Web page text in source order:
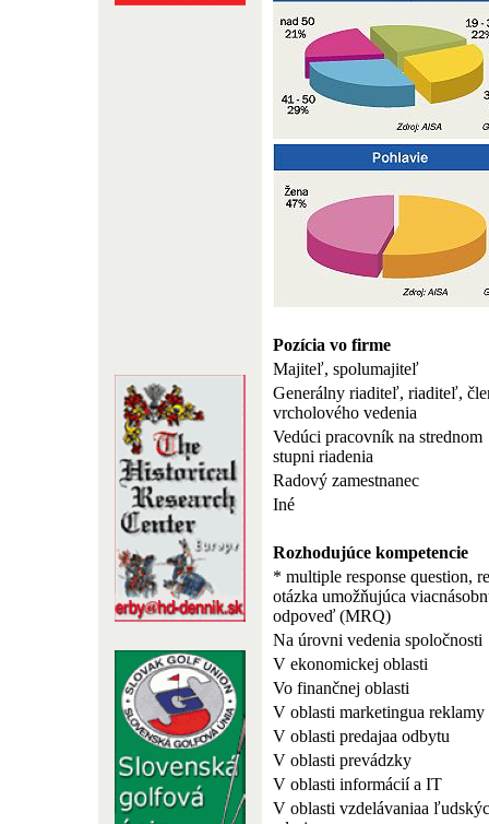
Pozícia vo firme
Majiteľ, spolumajiteľ
Generálny riaditeľ, riaditeľ,
vrcholového vedenia
Vedúci pracovník na strednom
stupni riadenia
Radový zamestnanec
Iné
Rozhodujúce kompetencie
* multiple response question,
otázka umožňujúca
odpoveď (MRQ)
Na úrovni vedenia spoločnosti
V ekonomickej oblasti
Vo finančnej oblasti
V oblasti marketingua reklamy
V oblasti predajaa odbytu
V oblasti prevádzky
V oblasti informácií a IT
V oblasti vzdelávaniaa